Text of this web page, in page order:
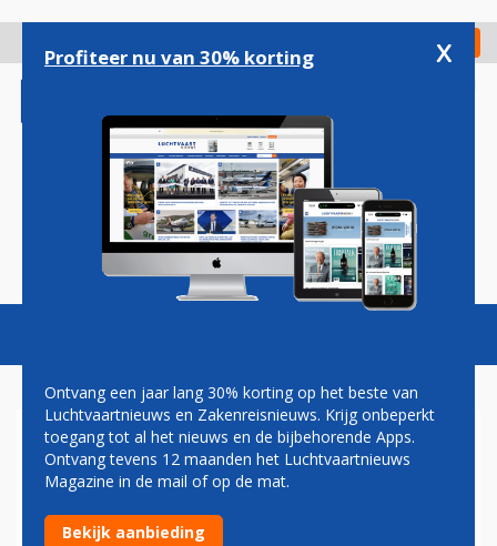
gaan
Check in
Magazine Podcasts Vacatures
OLYMPISCHE BOEING 787
KLAAR OM TE VLAMMEN
Profiteer nu van 30% korting x
Ontvang een jaar lang 30% korting op het beste van
Luchtvaartnieuws en Zakenreisnieuws. Krijg onbeperkt
toegang tot al het nieuws en de bijbehorende Apps.
Ontvang tevens 12 maanden het Luchtvaartnieuws
Magazine in de mail of op de mat.
Bekijk aanbieding